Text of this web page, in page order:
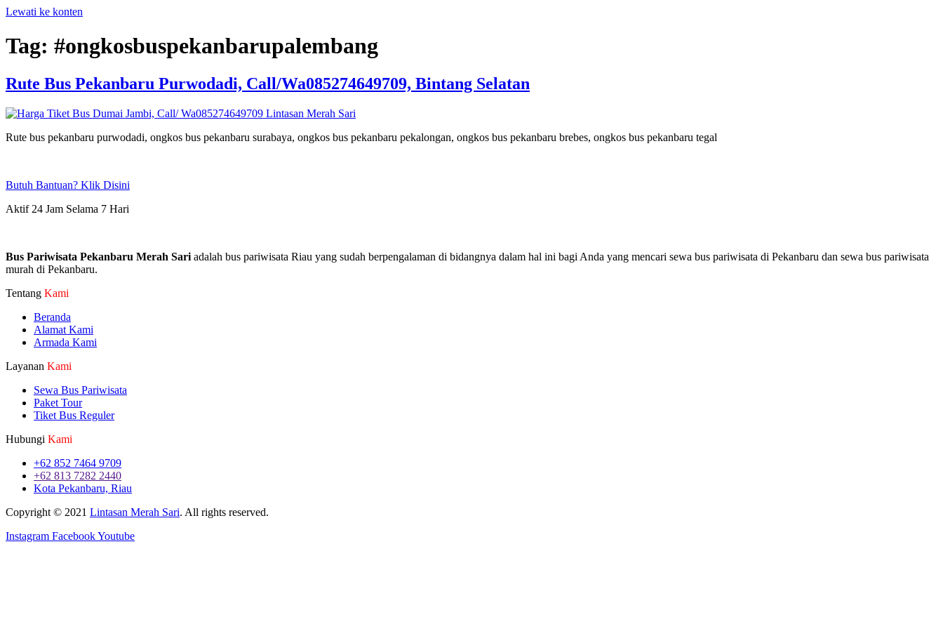
Lewati ke konten
Tag: #ongkosbuspekanbarupalembang
Rute Bus Pekanbaru Purwodadi, Call/Wa085274649709, Bintang Selatan
Rute bus pekanbaru purwodadi, ongkos bus pekanbaru surabaya, ongkos bus pekanbaru pekalongan, ongkos bus pekanbaru brebes, ongkos bus pekanbaru tegal
Butuh Bantuan? Klik Disini
Aktif 24 Jam Selama 7 Hari
Bus Pariwisata Pekanbaru Merah Sari adalah bus pariwisata Riau yang sudah berpengalaman di bidangnya dalam hal ini bagi Anda yang mencari sewa bus pariwisata di Pekanbaru dan sewa bus pariwisata
murah di Pekanbaru.
Tentang Kami
Beranda
Alamat Kami
Armada Kami
Layanan Kami
Sewa Bus Pariwisata
Paket Tour
Tiket Bus Reguler
Hubungi Kami
+62 852 7464 9709
+62 813 7282 2440
Kota Pekanbaru, Riau
Copyright © 2021 Lintasan Merah Sari. All rights reserved.
Instagram FacebookYoutube